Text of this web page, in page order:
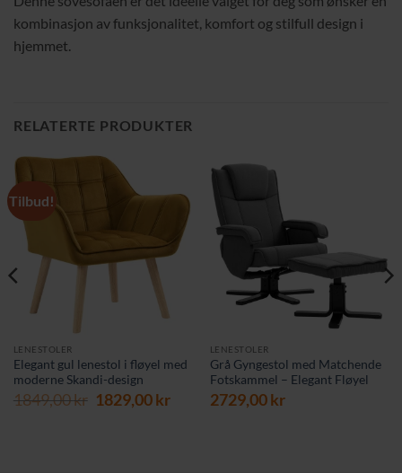
kombinasjon av funksjonalitet, komfort og stilfull design i
hjemmet.
RELATERTE PRODUKTER
Tilbud!
LENESTOLER
Elegant gul lenestol i fløyel med
moderne Skandi-design
1849,00kr Opprinnelig
1829,00krNåværende
LENESTOLER
Grå Gyngestol med Matchende
Fotskammel – Elegant Fløyel
2729,00kr